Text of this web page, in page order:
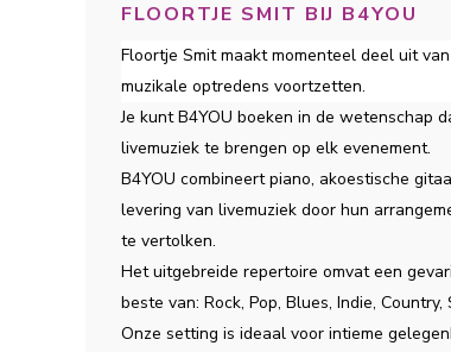
FLOORTJE SMIT BIJ B4YOU
Floortje Smit maakt momenteel deel uit
muzikale optredens voortzetten.
Je kunt B4YOU boeken in de wetenschap
livemuziek te brengen op elk evenement.
B4YOU combineert piano, akoestische
levering van livemuziek door hun
te vertolken.
Het uitgebreide repertoire omvat een
beste van: Rock, Pop, Blues, Indie,
Onze setting is ideaal voor intieme